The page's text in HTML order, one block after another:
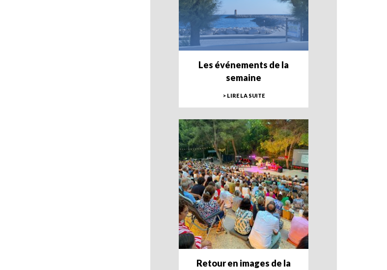
Les événements de la
semaine
> LIRE LA SUITE
Retour en images de la